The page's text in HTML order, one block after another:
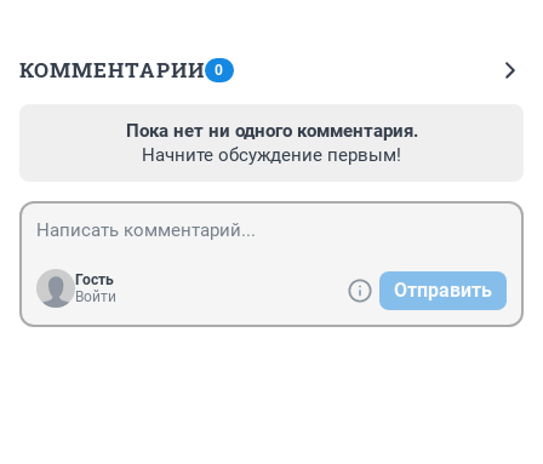
КОММЕНТАРИИ 0
Пока нет ни одного комментария.
Начните обсуждение первым!
Гость
Войти
Отправить